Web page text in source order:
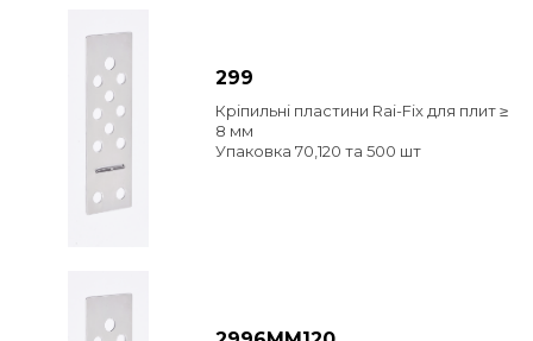
299
Кріпильні пластини Rai-Fix для плит ≥
8 мм
Упаковка 70,120 та 500 шт